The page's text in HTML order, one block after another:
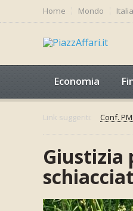
Home Mondo Italia
Economia
Link suggeriti: Conf.